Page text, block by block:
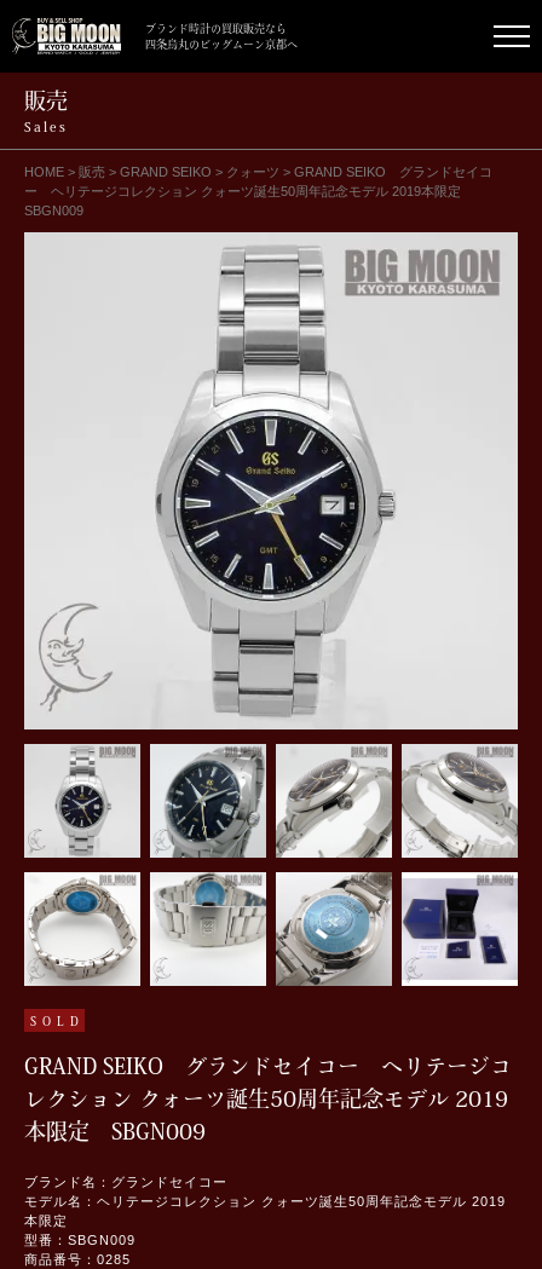
ブランド時計の買取販売なら
四条烏丸のビッグムーン京都へ
販売
Sales
HOME > 販売 > GRAND SEIKO > クォーツ > GRAND SEIKO グランドセイコ
ー ヘリテージコレクション クォーツ誕生50周年記念モデル 2019本限定
SBGN009
SOLD
GRAND SEIKO グランドセイコー ヘリテージコ
レクション クォーツ誕生50周年記念モデル 2019
本限定 SBGN009
ブランド名：グランドセイコー
モデル名：ヘリテージコレクション クォーツ誕生50周年記念モデル 2019
本限定
型番：SBGN009
商品番号：0285